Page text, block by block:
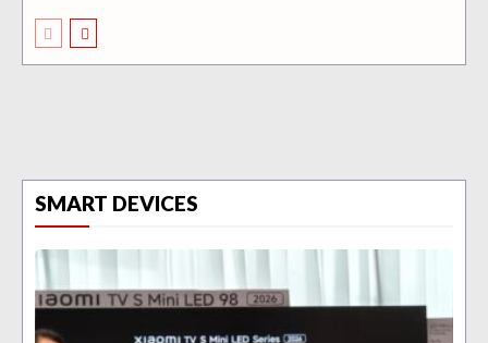
SMART DEVICES